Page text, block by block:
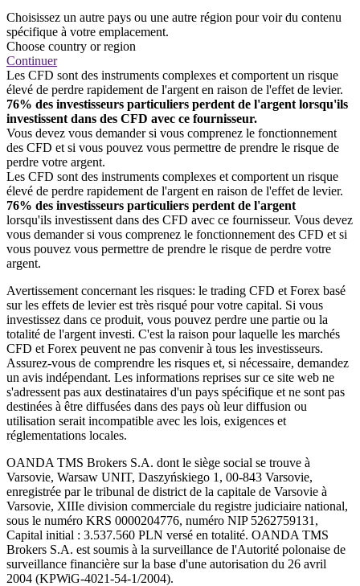
Choisissez un autre pays ou une autre région pour voir du contenu
spécifique à votre emplacement.
Choose country or region
Continuer
Les CFD sont des instruments complexes et comportent un risque
élevé de perdre rapidement de l'argent en raison de l'effet de levier.
76% des investisseurs particuliers perdent de l'argent lorsqu'ils
investissent dans des CFD avec ce fournisseur.
Vous devez vous demander si vous comprenez le fonctionnement
des CFD et si vous pouvez vous permettre de prendre le risque de
perdre votre argent.
Les CFD sont des instruments complexes et comportent un risque
élevé de perdre rapidement de l'argent en raison de l'effet de levier.
76% des investisseurs particuliers perdent de l'argent
lorsqu'ils investissent dans des CFD avec ce fournisseur. Vous devez
vous demander si vous comprenez le fonctionnement des CFD et si
vous pouvez vous permettre de prendre le risque de perdre votre
argent.
Avertissement concernant les risques: le trading CFD et Forex basé
sur les effets de levier est très risqué pour votre capital. Si vous
investissez dans ce produit, vous pouvez perdre une partie ou la
totalité de l'argent investi. C'est la raison pour laquelle les marchés
CFD et Forex peuvent ne pas convenir à tous les investisseurs.
Assurez-vous de comprendre les risques et, si nécessaire, demandez
un avis indépendant. Les informations reprises sur ce site web ne
s'adressent pas aux destinataires d'un pays spécifique et ne sont pas
destinées à être diffusées dans des pays où leur diffusion ou
utilisation serait incompatible avec les lois, exigences et
réglementations locales.
OANDA TMS Brokers S.A. dont le siège social se trouve à
Varsovie, Warsaw UNIT, Daszyńskiego 1, 00-843 Varsovie,
enregistrée par le tribunal de district de la capitale de Varsovie à
Varsovie, XIIIe division commerciale du registre judiciaire national,
sous le numéro KRS 0000204776, numéro NIP 5262759131,
Capital initial : 3.537.560 PLN versé en totalité. OANDA TMS
Brokers S.A. est soumis à la surveillance de l'Autorité polonaise de
surveillance financière sur la base d'une autorisation du 26 avril
2004 (KPWiG-4021-54-1/2004).